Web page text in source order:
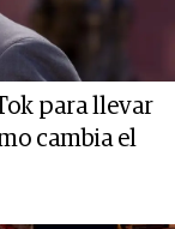
para llevar
cambia el